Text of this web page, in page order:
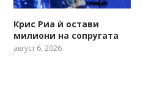
Крис Риа ѝ остави
милиони на сопругата
август 6, 2026